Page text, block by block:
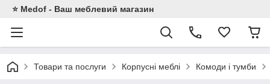
⭐ Medof - Ваш меблевий магазин
Товари та послуги Корпусні меблі Комоди і тумби